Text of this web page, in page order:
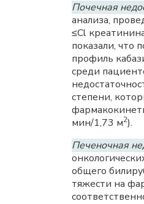
Почечная
анализа,
≤Cl
показали, что
профиль
среди
степени,
мин/1,73 м2).
Печеночная
общего
тяжести на